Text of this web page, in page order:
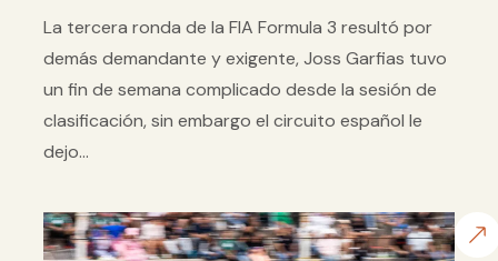
La tercera ronda de la FIA Formula 3 resultó por
demás demandante y exigente, Joss Garfias tuvo
un fin de semana complicado desde la sesión de
clasificación, sin embargo el circuito español le
dejo...